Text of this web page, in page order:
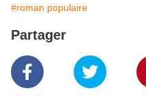
#roman populaire
Partager